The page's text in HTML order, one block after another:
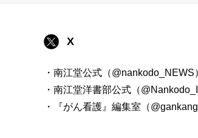
X
・南江堂公式（@nankodo_NEWS
・南江堂洋書部公式（
・『がん看護』編集室（